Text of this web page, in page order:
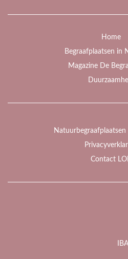
Home
Begraafplaatsen in
Magazine De
Natuurbegraafplaatsen
Contact